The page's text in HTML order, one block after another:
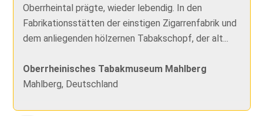
Oberrheintal prägte, wieder lebendig. In den
Fabrikationsstätten der einstigen Zigarrenfabrik und
dem anliegenden hölzernen Tabakschopf, der alt...
Oberrheinisches Tabakmuseum Mahlberg
Mahlberg, Deutschland